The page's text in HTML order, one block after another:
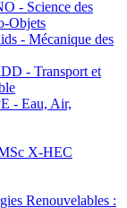
- Science des
Objets
- Mécanique des
- Transport et
- Eau, Air,
X-HEC
Renouvelables :